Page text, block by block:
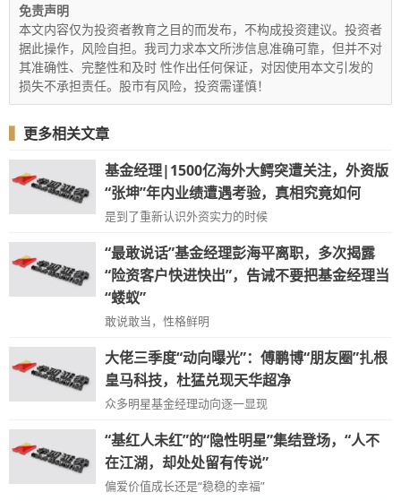
免责声明
本文内容仅为投资者教育之目的而发布，不构成投资建议。投资者
据此操作，风险自担。我司力求本文所涉信息准确可靠，但并不对
其准确性、完整性和及时 性作出任何保证，对因使用本文引发的
损失不承担责任。股市有风险，投资需谨慎！
更多相关文章
基金经理|1500亿海外大鳄突遭关注，外资版
“张坤”年内业绩遭遇考验，真相究竟如何
是到了重新认识外资实力的时候
“最敢说话”基金经理彭海平离职，多次揭露
“险资客户快进快出”，告诫不要把基金经理当
“蝼蚁”
敢说敢当，性格鲜明
大佬三季度“动向曝光”：傅鹏博“朋友圈”扎根
皇马科技，杜猛兑现天华超净
众多明星基金经理动向逐一显现
“基红人未红”的“隐性明星”集结登场，“人不
在江湖，却处处留有传说”
偏爱价值成长还是“稳稳的幸福”